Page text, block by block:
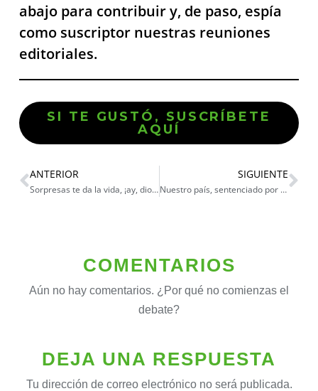
abajo para contribuir y, de paso, espía
como suscriptor nuestras reuniones
editoriales.
SI TE GUSTÓ, SUSCRÍBETE
AQUÍ
ANTERIOR
Sorpresas te da la vida, ¡ay, dioS!
SIGUIENTE
Nuestro país, sentenciado por discriminación
COMENTARIOS
Aún no hay comentarios. ¿Por qué no comienzas el
debate?
DEJA UNA RESPUESTA
Tu dirección de correo electrónico no será publicada.